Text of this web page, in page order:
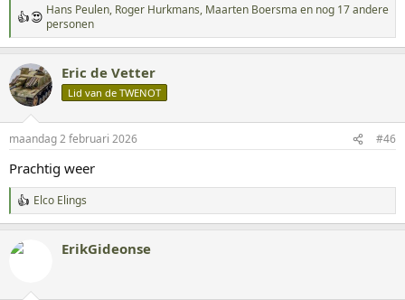
W
a
a
r
d
e
r
i
n
g
e
Hans Peulen, Roger Hurkmans, Maarten Boersma en nog 17 andere
personen
Eric de Vetter
Lid van de TWENOT
maandag 2 februari 2026 #46
Prachtig weer
W
a
r
Elco Elings
ErikGideonse